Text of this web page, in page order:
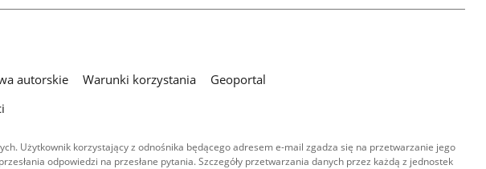
autorskie Warunki korzystania
Geoportal
Użytkownik korzystający z odnośnika będącego adresem e-mail zgadza się na przetwarzanie jego
odpowiedzi na przesłane pytania. Szczegóły przetwarzania danych przez każdą z jednostek